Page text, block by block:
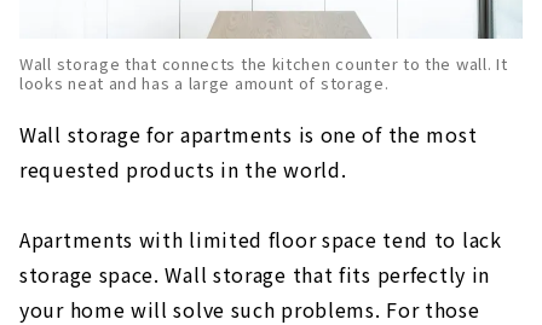
Wall storage that connects the kitchen counter to the wall. It
looks neat and has a large amount of storage.
Wall storage for apartments is one of the most
requested products in the world.
Apartments with limited floor space tend to lack
storage space. Wall storage that fits perfectly in
your home will solve such problems. For those